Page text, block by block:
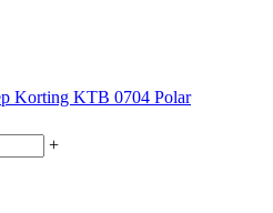
Korting KTB 0704 Polar
+